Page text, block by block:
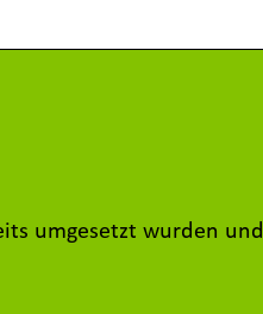
umgesetzt wurden und